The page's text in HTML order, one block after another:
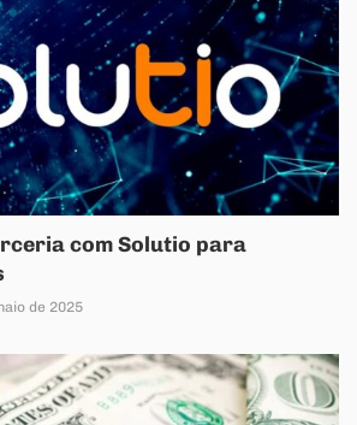
com Solutio para
de 2025